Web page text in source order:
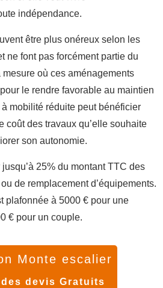
indépendance.
être plus onéreux selon les
ne font pas forcément partie du
où ces aménagements
le rendre favorable au maintien
mobilité réduite peut bénéficier
coût des travaux qu’elle souhaite
son autonomie.
25% du montant TTC des
de remplacement d’équipements.
plafonnée à 5000 € pour une
€ pour un couple.
Monte escalier
devis Gratuits